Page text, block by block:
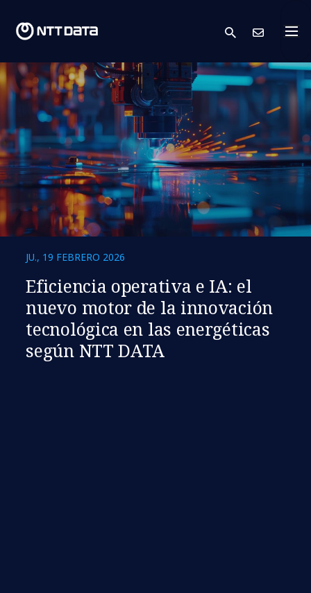
search
JU., 19 FEBRERO 2026
Eficiencia operativa e IA: el
nuevo motor de la innovación
tecnológica en las energéticas
según NTT DATA